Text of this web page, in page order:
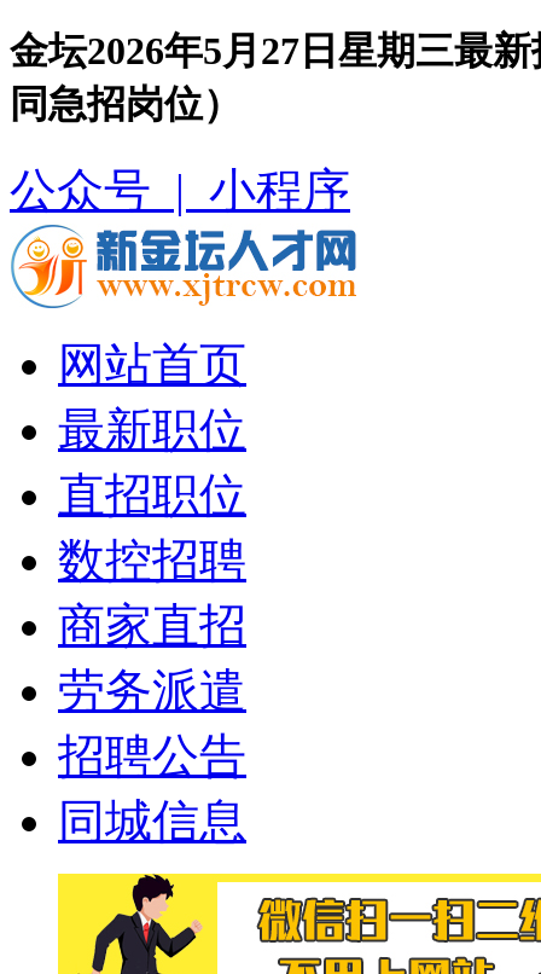
金坛2026年5月27日星期三最
同急招岗位）
公众号 | 小程序
网站首页
最新职位
直招职位
数控招聘
商家直招
劳务派遣
招聘公告
同城信息